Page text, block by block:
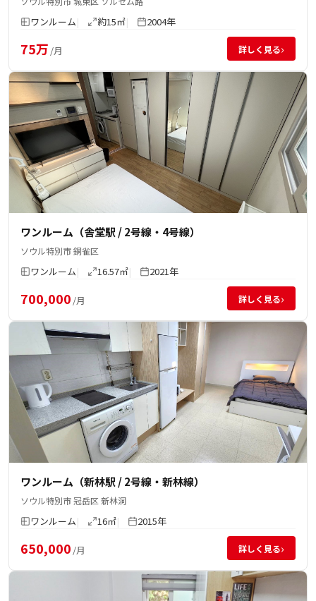
ワンルーム 約15㎡ 2004年
75万 /月 詳しく見る›
ワンルーム（舎堂駅 / 2号線・4号線）
ソウル特別市 銅雀区
ワンルーム 16.57㎡ 2021年
700,000 /月 詳しく見る›
ワンルーム（新林駅 / 2号線・新林線）
ソウル特別市 冠岳区 新林洞
ワンルーム 16㎡ 2015年
650,000 /月 詳しく見る›